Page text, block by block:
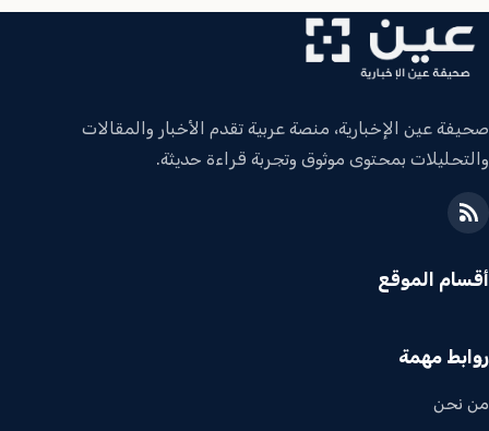
صحيفة عين الإخبارية، منصة عربية تقدم الأخبار والمقالات
والتحليلات بمحتوى موثوق وتجربة قراءة حديثة.
أقسام الموقع
روابط مهمة
من نحن